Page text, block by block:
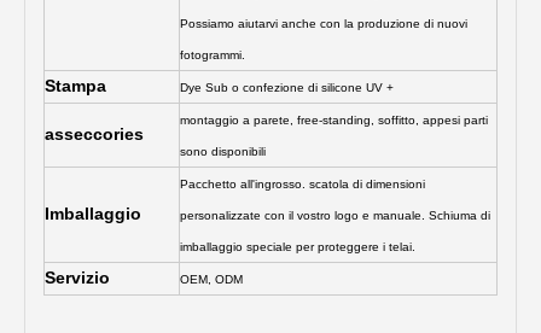
Possiamo aiutarvi anche con la produzione di nuovi
fotogrammi.
Stampa Dye Sub o confezione di silicone UV +
asseccories
montaggio a parete, free-standing, soffitto, appesi parti
sono disponibili
Imballaggio
Pacchetto all'ingrosso. scatola di dimensioni
personalizzate con il vostro logo e manuale. Schiuma di
imballaggio speciale per proteggere i telai.
Servizio OEM, ODM